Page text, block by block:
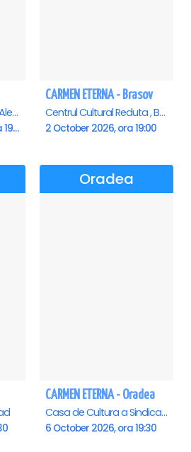
Teatrul National Vasile Alecsandri , Iasi
28 September 2026, ora 19:00
CARMEN ETERNA - Brasov
Centrul Cultural Reduta , Brasov
2 October 2026, ora 19:00
Oradea
CARMEN ETERNA - Oradea
Casa de Cultura a Sindicatelor , Oradea
6 October 2026, ora 19:30